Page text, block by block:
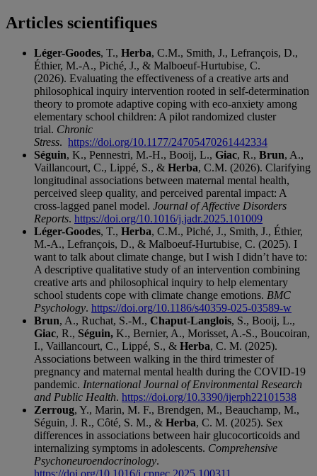
Articles scientifiques
Léger-Goodes, T., Herba, C.M., Smith, J., Lefrançois, D.,
Éthier, M.-A., Piché, J., & Malboeuf-Hurtubise, C.
(2026). Evaluating the effectiveness of a creative arts and
philosophical inquiry intervention rooted in self-determination
theory to promote adaptive coping with eco-anxiety among
elementary school children: A pilot randomized cluster
trial. Chronic
Stress. https://doi.org/10.1177/24705470261442334
Séguin, K., Pennestri, M.-H., Booij, L., Giac, R., Brun, A.,
Vaillancourt, C., Lippé, S., & Herba, C.M. (2026). Clarifying
longitudinal associations between maternal mental health,
perceived sleep quality, and perceived parental impact: A
cross-lagged panel model. Journal of Affective Disorders
Reports. https://doi.org/10.1016/j.jadr.2025.101009
Léger-Goodes, T., Herba, C.M., Piché, J., Smith, J., Éthier,
M.-A., Lefrançois, D., & Malboeuf-Hurtubise, C. (2025). I
want to talk about climate change, but I wish I didn’t have to:
A descriptive qualitative study of an intervention combining
creative arts and philosophical inquiry to help elementary
school students cope with climate change emotions. BMC
Psychology. https://doi.org/10.1186/s40359-025-03589-w
Brun, A., Ruchat, S.-M., Chaput-Langlois, S., Booij, L.,
Giac, R., Séguin, K., Bernier, A., Morisset, A.-S., Boucoiran,
I., Vaillancourt, C., Lippé, S., & Herba, C. M. (2025).
Associations between walking in the third trimester of
pregnancy and maternal mental health during the COVID-19
pandemic. International Journal of Environmental Research
and Public Health. https://doi.org/10.3390/ijerph22101538
Zerroug, Y., Marin, M. F., Brendgen, M., Beauchamp, M.,
Séguin, J. R., Côté, S. M., & Herba, C. M. (2025). Sex
differences in associations between hair glucocorticoids and
internalizing symptoms in adolescents. Comprehensive
Psychoneuroendocrinology.